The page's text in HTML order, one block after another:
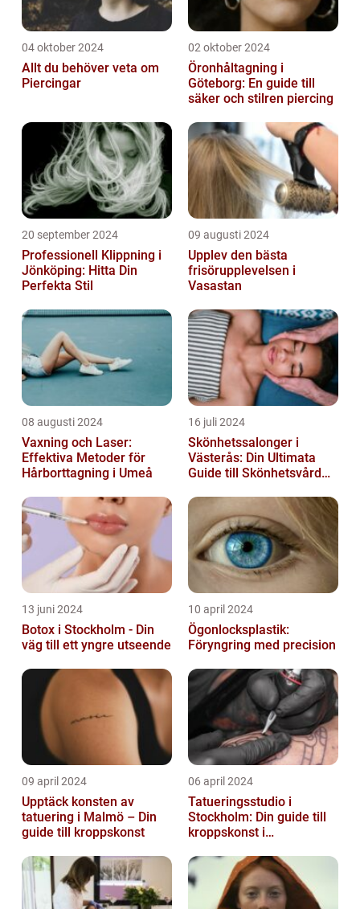
04 oktober 2024
Allt du behöver veta om
Piercingar
02 oktober 2024
Öronhåltagning i
Göteborg: En guide till
säker och stilren piercing
20 september 2024
Professionell Klippning i
Jönköping: Hitta Din
Perfekta Stil
09 augusti 2024
Upplev den bästa
frisörupplevelsen i
Vasastan
08 augusti 2024
Vaxning och Laser:
Effektiva Metoder för
Hårborttagning i Umeå
16 juli 2024
Skönhetssalonger i
Västerås: Din Ultimata
Guide till Skönhetsvård
13 juni 2024
Botox i Stockholm - Din
väg till ett yngre utseende
10 april 2024
Ögonlocksplastik:
Föryngring med precision
09 april 2024
Upptäck konsten av
tatuering i Malmö – Din
guide till kroppskonst
06 april 2024
Tatueringsstudio i
Stockholm: Din guide till
kroppskonst i